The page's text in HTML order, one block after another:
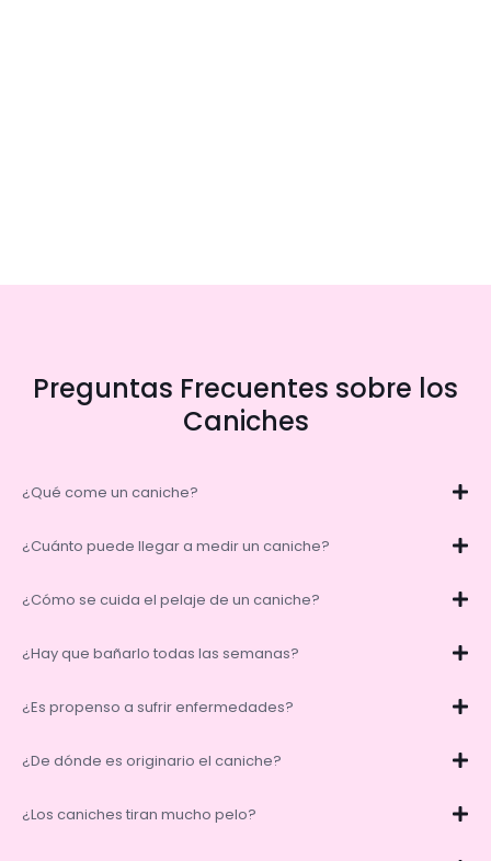
Preguntas Frecuentes sobre los
Caniches
¿Qué come un caniche?
¿Cuánto puede llegar a medir un caniche?
¿Cómo se cuida el pelaje de un caniche?
¿Hay que bañarlo todas las semanas?
¿Es propenso a sufrir enfermedades?
¿De dónde es originario el caniche?
¿Los caniches tiran mucho pelo?